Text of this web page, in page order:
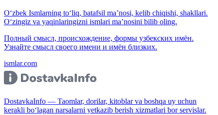
O‘zbek Ismlarning to‘liq, batafsil ma’nosi, kelib chiqishi, shakllari.
O‘zingiz va yaqinlaringizni ismlari ma’nosini bilib oling.
Полный смысл, происхождение, формы узбекских имён.
Узнайте смысл своего имени и имён близких.
ismlar.com
DostavkaInfo — Taomlar, dorilar, kitoblar va boshqa uy uchun
kerakli bo‘lagan narsalarni yetkazib berish xizmatlari bor servislar.